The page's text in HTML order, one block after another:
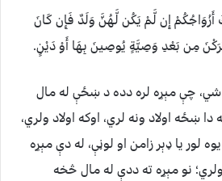
إِن لَّمْ يَكُن لَّهُنَّ وَلَدٌ فَإِن كَانَ
مِن بَعْدِ وَصِيَّةٍ يُوصِينَ بِهَا أَوْ دَيْنٍ.
چې مېړه لره دده د ښځې له مال
ښځه اولاد ونه لري، اوکه اولاد ولري،
لور يا ډېر زامن او لوڼې، له دې مېړه
نو مېړه ته ددې له مال څخه